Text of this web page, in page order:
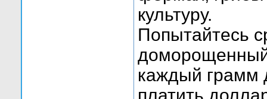
культуру.
Попытайтесь
каждый грамм